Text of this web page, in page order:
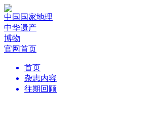
中国国家地理
中华遗产
博物
官网首页
首页
杂志内容
往期回顾